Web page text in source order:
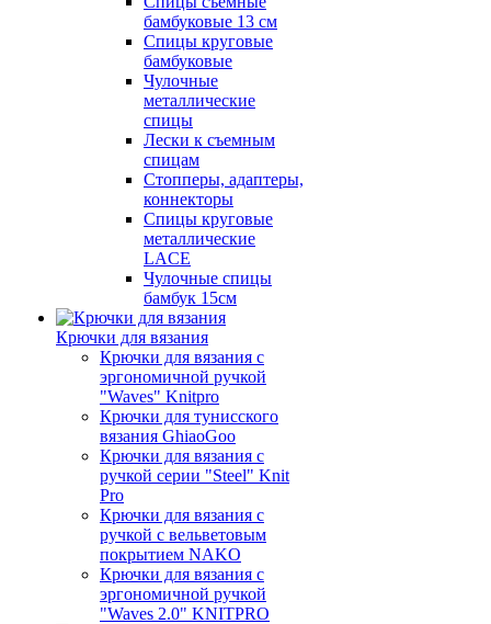
бамбуковые 13 см
Спицы круговые
бамбуковые
Чулочные
металлические
спицы
Лески к съемным
спицам
Стопперы, адаптеры,
коннекторы
Спицы круговые
металлические
LACE
Чулочные спицы
бамбук 15см
Крючки для вязания
Крючки для вязания с
эргономичной ручкой
"Waves" Knitpro
Крючки для тунисского
вязания GhiaoGoo
Крючки для вязания с
ручкой серии "Steel" Knit
Pro
Крючки для вязания с
ручкой с вельветовым
покрытием NAKO
Крючки для вязания с
эргономичной ручкой
"Waves 2.0" KNITPRO